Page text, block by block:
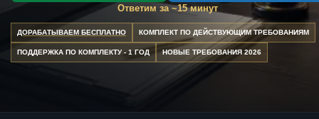
Ответим за ~15 минут
ДОРАБАТЫВАЕМ БЕСПЛАТНО КОМПЛЕКТ ПО ДЕЙСТВУЮЩИМ ТРЕБОВАНИЯМ
ПОДДЕРЖКА ПО КОМПЛЕКТУ - 1 ГОД НОВЫЕ ТРЕБОВАНИЯ 2026